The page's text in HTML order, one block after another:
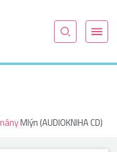
Mlýn (AUDIOKNIHA CD)